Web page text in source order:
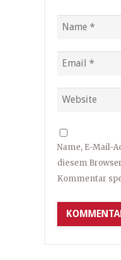
Name, E-Mail-
diesem
Kommentar